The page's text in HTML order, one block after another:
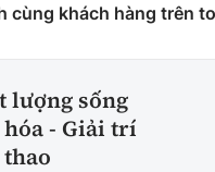
cùng khách hàng trên
lượng sống
hóa - Giải trí